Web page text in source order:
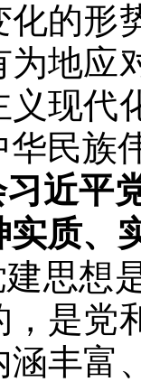
化的形
为地应
义现代
华民族
近平
实质、
思想
，是党
涵丰富